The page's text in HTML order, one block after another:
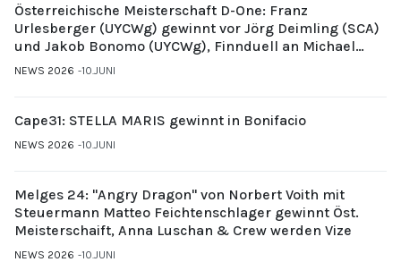
Österreichische Meisterschaft D-One: Franz
Urlesberger (UYCWg) gewinnt vor Jörg Deimling (SCA)
und Jakob Bonomo (UYCWg), Finnduell an Michael
Gubi (UYCMo)
NEWS 2026 10.JUNI
Cape31: STELLA MARIS gewinnt in Bonifacio
NEWS 2026 10.JUNI
Melges 24: "Angry Dragon" von Norbert Voith mit
Steuermann Matteo Feichtenschlager gewinnt Öst.
Meisterschaift, Anna Luschan & Crew werden Vize
NEWS 2026 10.JUNI